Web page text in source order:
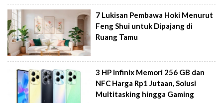
7 Lukisan Pembawa Hoki Menurut
Feng Shui untuk Dipajang di
Ruang Tamu
3 HP Infinix Memori 256 GB dan
NFC Harga Rp1 Jutaan, Solusi
Multitasking hingga Gaming